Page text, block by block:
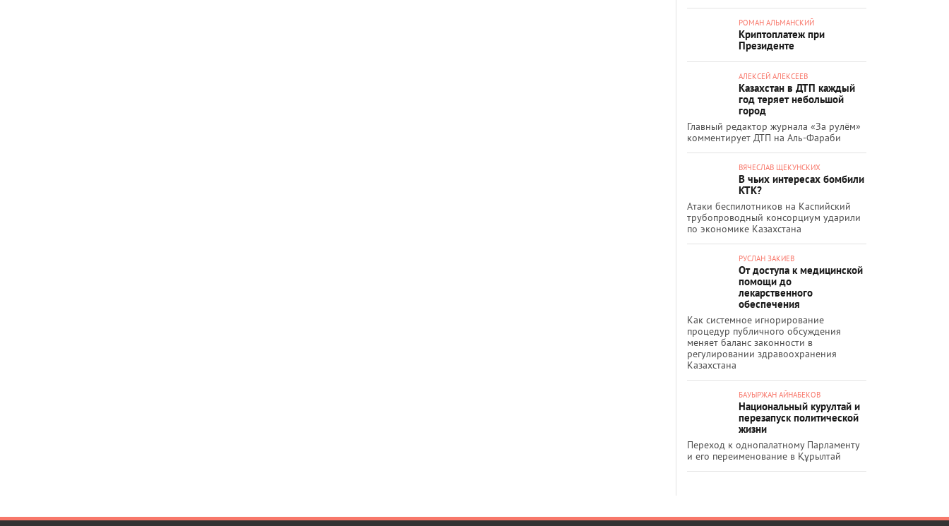
РОМАН АЛЬМАНСКИЙ
Криптоплатеж при
Президенте
АЛЕКСЕЙ АЛЕКСЕЕВ
Казахстан в ДТП каждый
год теряет небольшой
город
Главный редактор журнала «За рулём»
комментирует ДТП на Аль-Фараби
ВЯЧЕСЛАВ ЩЕКУНСКИХ
В чьих интересах бомбили
КТК?
Атаки беспилотников на Каспийский
трубопроводный консорциум ударили
по экономике Казахстана
РУСЛАН ЗАКИЕВ
От доступа к медицинской
помощи до
лекарственного
обеспечения
Как системное игнорирование
процедур публичного обсуждения
меняет баланс законности в
регулировании здравоохранения
Казахстана
БАУЫРЖАН АЙНАБЕКОВ
Национальный курултай и
перезапуск политической
жизни
Переход к однопалатному Парламенту
и его переименование в Құрылтай